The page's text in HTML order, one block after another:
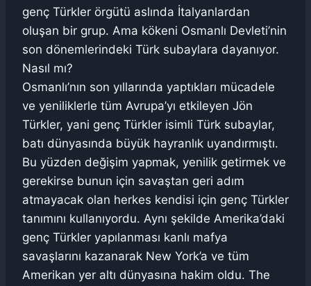
genç Türkler örgütü aslında İtalyanlardan
oluşan bir grup. Ama kökeni Osmanlı Devleti’nin
son dönemlerindeki Türk subaylara dayanıyor.
Nasıl mı?
Osmanlı’nın son yıllarında yaptıkları mücadele
ve yeniliklerle tüm Avrupa’yı etkileyen Jön
Türkler, yani genç Türkler isimli Türk subaylar,
batı dünyasında büyük hayranlık uyandırmıştı.
Bu yüzden değişim yapmak, yenilik getirmek ve
gerekirse bunun için savaştan geri adım
atmayacak olan herkes kendisi için genç Türkler
tanımını kullanıyordu. Aynı şekilde Amerika’daki
genç Türkler yapılanması kanlı mafya
savaşlarını kazanarak New York’a ve tüm
Amerikan yer altı dünyasına hakim oldu. The